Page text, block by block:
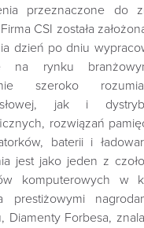
przeznaczone do
CSI została
dzień po dniu
na rynku
szeroko
jak i
rozwiązań
baterii i
jest jako jeden z
komputerowych w
prestiżowymi
Diamenty Forbesa,